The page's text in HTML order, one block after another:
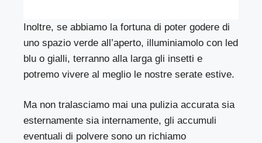
Inoltre, se abbiamo la fortuna di poter godere di
uno spazio verde all’aperto, illuminiamolo con led
blu o gialli, terranno alla larga gli insetti e
potremo vivere al meglio le nostre serate estive.
Ma non tralasciamo mai una pulizia accurata sia
esternamente sia internamente, gli accumuli
eventuali di polvere sono un richiamo